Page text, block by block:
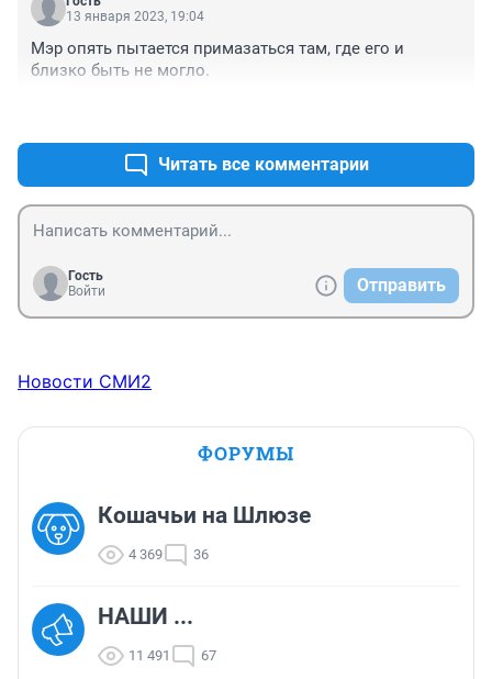
свои двери! Я видела по статусам Питер и
Питера. Наверное в хорошей деревне было
интересней, чем пл. Ленина.
13 января 2023, 19:04
Мэр опять пытается примазаться там, где его и
близко быть не могло.
Читать все комментарии
Гость
Войти
Отправить
Новости СМИ2
ФОРУМЫ
Кошачьи на Шлюзе
4 369 36
НАШИ ...
11 491 67